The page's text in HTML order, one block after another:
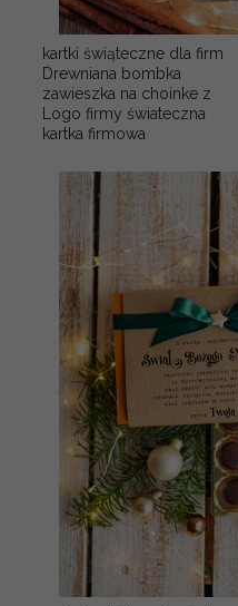
kartki świąteczne dla firm
Drewniana bombka
zawieszka na choinke z
Logo firmy świateczna
kartka firmowa